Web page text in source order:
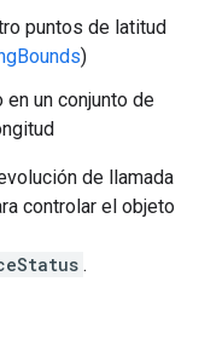
puntos de latitud
)
un conjunto de
de llamada
controlar el objeto
.